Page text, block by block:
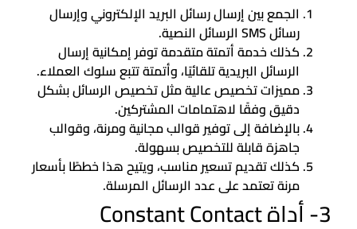
الجمع بين إرسال رسائل البريد الإلكتروني وإرسال
رسائل SMS الرسائل النصية.
كذلك خدمة أتمتة متقدمة توفر إمكانية إرسال
الرسائل البريدية تلقائيًا، وأتمتة تتبع سلوك العملاء.
مميزات تخصيص عالية مثل تخصيص الرسائل بشكل
دقيق وفقًا لاهتمامات المشتركين.
بالإضافة إلى توفير قوالب مجانية ومرنة، وقوالب
جاهزة قابلة للتخصيص بسهولة.
كذلك تقديم تسعير مناسب، ويتيح هذا خططًا بأسعار
مرنة تعتمد على عدد الرسائل المرسلة.
3- أداة Constant Contact